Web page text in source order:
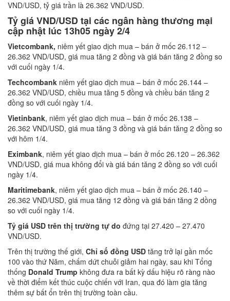
VND/USD, tỷ giá trần là 26.362 VND/USD.
Tỷ giá VND/USD tại các ngân hàng thương mại
cập nhật lúc 13h05 ngày 2/4
Vietcombank, niêm yết giao dịch mua – bán ở mốc 26.112 –
26.362 VND/USD, giá mua tăng 2 đồng và giá bán tăng 2 đồng so
với cuối ngày 1/4.
Techcombank niêm yết giao dịch mua – bán ở mốc 26.144 –
26.362 VND/USD, chiều mua tăng 5 đồng và chiều bán tăng 2
đồng so với cuối ngày 1/4.
Vietinbank, niêm yết giao dịch mua – bán ở mốc 26.138 –
26.362 VND/USD, giá mua tăng 3 đồng và giá bán tăng 2 đồng so
với hôm 1/4.
Eximbank, niêm yết giao dịch mua – bán ở mốc 26.120 – 26.362
VND/USD, giá mua không đổi và giá bán tăng 2 đồng so với cuối
ngày 1/4.
Maritimebank, niêm yết giao dịch mua – bán ở mốc 26.140 –
26.362 VND/USD, giá mua tăng 12 đồng và giá bán tăng 2 dồng
so với cuối ngày 1/4.
Tỷ giá USD trên thị trường tự do đứng tại 27.420 – 27.470
VND/USD.
Trên thị trường thế giới, Chỉ số đồng USD tăng trở lại gần mốc
100 vào thứ Năm, chấm dứt chuỗi giảm hai ngày, sau khi Tổng
thống Donald Trump không đưa ra bất kỳ dấu hiệu rõ ràng nào
về thời điểm kết thúc cuộc chiến với Iran, qua đó làm gia tăng
thêm sự bất ổn trên thị trường toàn cầu.